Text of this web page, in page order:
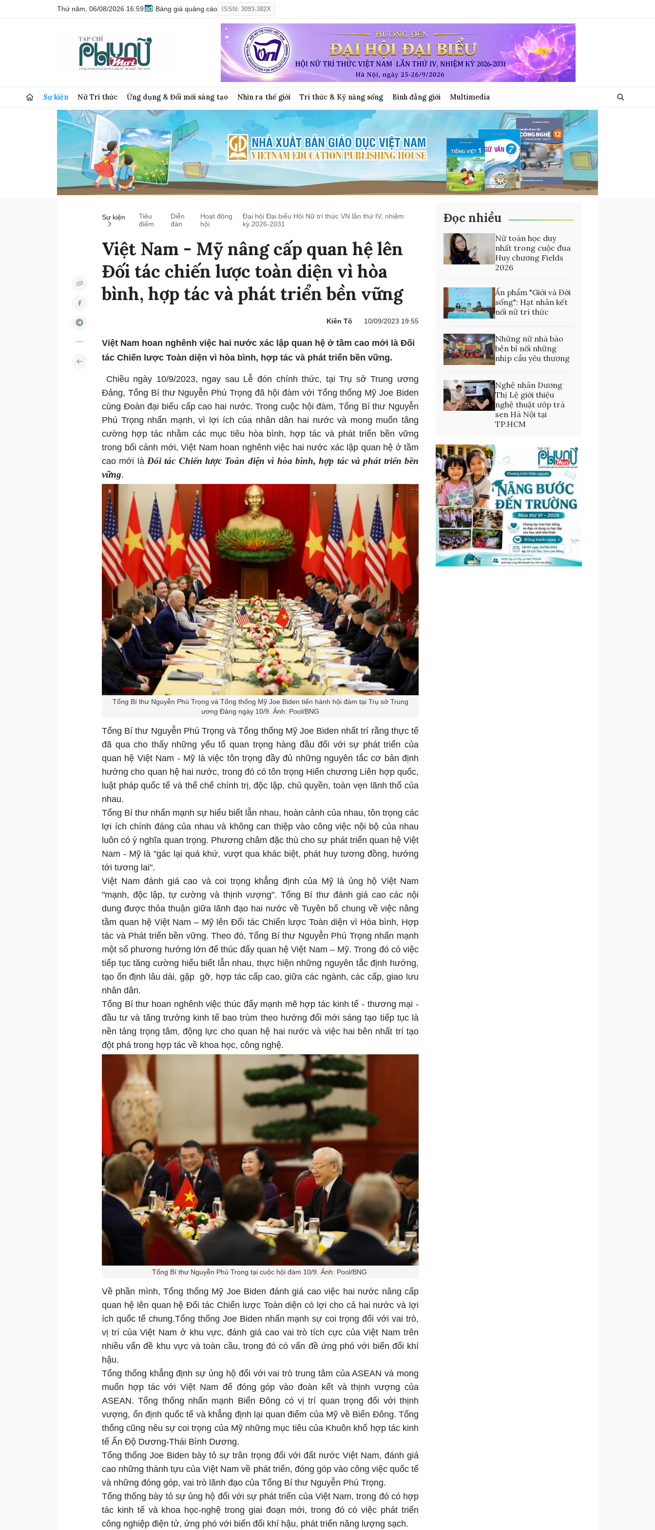
Thứ năm, 06/08/2026 16:59 Bảng giá quảng cáo ISSN: 3093-382X
Sự kiện Nữ Trí thức Ứng dụng & Đổi mới sáng tạo Nhìn ra thế giới Tri thức & Kỹ năng sống Bình đẳng giới Multimedia
Sự kiện
Tiêu
điểm
Diễn
đàn
Hoạt động
hội
Đại hội Đại biểu Hội Nữ trí thức VN lần thứ IV, nhiệm
kỳ 2026-2031
Việt Nam - Mỹ nâng cấp quan hệ lên
Đối tác chiến lược toàn diện vì hòa
bình, hợp tác và phát triển bền vững
Kiên Tô 10/09/2023 19:55
Việt Nam hoan nghênh việc hai nước xác lập quan hệ ở tầm cao mới là Đối
tác Chiến lược Toàn diện vì hòa bình, hợp tác và phát triển bền vững.
Chiều ngày 10/9/2023, ngay sau Lễ đón chính thức, tại Trụ sở Trung ương
Đảng, Tổng Bí thư Nguyễn Phú Trọng đã hội đàm với Tổng thống Mỹ Joe Biden
cùng Đoàn đại biểu cấp cao hai nước. Trong cuộc hội đàm, Tổng Bí thư Nguyễn
Phú Trọng nhấn mạnh, vì lợi ích của nhân dân hai nước và mong muốn tăng
cường hợp tác nhằm các mục tiêu hòa bình, hợp tác và phát triển bền vững
trong bối cảnh mới, Việt Nam hoan nghênh việc hai nước xác lập quan hệ ở tầm
cao mới làĐối tác Chiến lược Toàn diện vì hòa bình, hợp tác và phát triển bền
vững.
Tổng Bí thư Nguyễn Phú Trọng và Tổng thống Mỹ Joe Biden tiến hành hội đàm tại Trụ sở Trung
ương Đảng ngày 10/9. Ảnh: Pool/BNG
Tổng Bí thư Nguyễn Phú Trọng và Tổng thống Mỹ Joe Biden nhất trí rằng thực tế
đã qua cho thấy những yếu tố quan trọng hàng đầu đối với sự phát triển của
quan hệ Việt Nam - Mỹ là việc tôn trọng đầy đủ những nguyên tắc cơ bản định
hướng cho quan hệ hai nước, trong đó có tôn trọng Hiến chương Liên hợp quốc,
luật pháp quốc tế và thể chế chính trị, độc lập, chủ quyền, toàn vẹn lãnh thổ của
nhau.
Tổng Bí thư nhấn mạnh sự hiểu biết lẫn nhau, hoàn cảnh của nhau, tôn trọng các
lợi ích chính đáng của nhau và không can thiệp vào công việc nội bộ của nhau
luôn có ý nghĩa quan trọng. Phương châm đặc thù cho sự phát triển quan hệ Việt
Nam - Mỹ là "gác lại quá khứ, vượt qua khác biệt, phát huy tương đồng, hướng
tới tương lai".
Việt Nam đánh giá cao và coi trọng khẳng định của Mỹ là ủng hộ Việt Nam
"mạnh, độc lập, tự cường và thịnh vượng". Tổng Bí thư đánh giá cao các nội
dung được thỏa thuận giữa lãnh đạo hai nước về Tuyên bố chung về việc nâng
tầm quan hệ Việt Nam – Mỹ lên Đối tác Chiến lược Toàn diện vì Hòa bình, Hợp
tác và Phát triển bền vững. Theo đó, Tổng Bí thư Nguyễn Phú Trọng nhấn mạnh
một số phương hướng lớn để thúc đẩy quan hệ Việt Nam – Mỹ. Trong đó có việc
tiếp tục tăng cường hiểu biết lẫn nhau, thực hiện những nguyên tắc định hướng,
tạo ổn định lâu dài, gặp gỡ, hợp tác cấp cao, giữa các ngành, các cấp, giao lưu
nhân dân.
Tổng Bí thư hoan nghênh việc thúc đẩy mạnh mẽ hợp tác kinh tế - thương mại -
đầu tư và tăng trưởng kinh tế bao trùm theo hướng đổi mới sáng tạo tiếp tục là
nền tảng trọng tâm, động lực cho quan hệ hai nước và việc hai bên nhất trí tạo
đột phá trong hợp tác về khoa học, công nghệ.
Tổng Bí thư Nguyễn Phú Trọng tại cuộc hội đàm 10/9. Ảnh: Pool/BNG
Về phần mình, Tổng thống Mỹ Joe Biden đánh giá cao việc hai nước nâng cấp
quan hệ lên quan hệ Đối tác Chiến lược Toàn diện có lợi cho cả hai nước và lợi
ích quốc tế chung.Tổng thống Joe Biden nhấn mạnh sự coi trọng đối với vai trò,
vị trí của Việt Nam ở khu vực, đánh giá cao vai trò tích cực của Việt Nam trên
nhiều vấn đề khu vực và toàn cầu, trong đó có vấn đề ứng phó với biến đổi khí
hậu.
Tổng thống khẳng định sự ủng hộ đối với vai trò trung tâm của ASEAN và mong
muốn hợp tác với Việt Nam để đóng góp vào đoàn kết và thịnh vượng của
ASEAN. Tổng thống nhấn mạnh Biển Đông có vị trí quan trọng đối với thịnh
vượng, ổn định quốc tế và khẳng định lại quan điểm của Mỹ về Biển Đông. Tổng
thống cũng nêu sự coi trọng của Mỹ những mục tiêu của Khuôn khổ hợp tác kinh
tế Ấn Độ Dương-Thái Bình Dương.
Tổng thống Joe Biden bày tỏ sự trân trọng đối với đất nước Việt Nam, đánh giá
cao những thành tựu của Việt Nam về phát triển, đóng góp vào công việc quốc tế
và những đóng góp, vai trò lãnh đạo của Tổng Bí thư Nguyễn Phú Trọng.
Tổng thống bày tỏ sự ủng hộ đối với sự phát triển của Việt Nam, trong đó có hợp
tác kinh tế và khoa học-nghệ trong giai đoạn mới, trong đó có việc phát triển
công nghiệp điện tử, ứng phó với biến đổi khí hậu, phát triển năng lượng sạch.
Đọc nhiều
Nữ toán học duy
nhất trong cuộc đua
Huy chương Fields
2026
Ấn phẩm "Giới và Đời
sống": Hạt nhân kết
nối nữ trí thức
Những nữ nhà báo
bền bỉ nối những
nhịp cầu yêu thương
Nghệ nhân Dương
Thị Lệ giới thiệu
nghệ thuật ướp trà
sen Hà Nội tại
TP.HCM